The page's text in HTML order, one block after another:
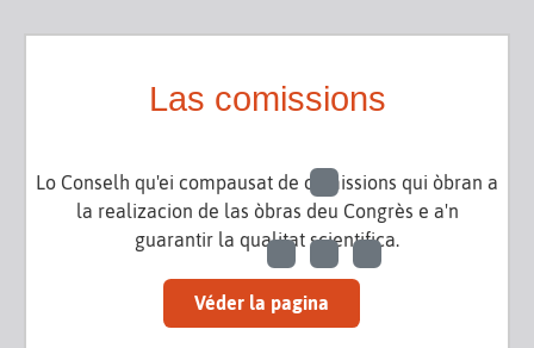
Las comissions
Lo Conselh qu'ei compausat de comissions qui òbran a
la realizacion de las òbras deu Congrès e a'n
guarantir la qualitat scientifica.
Véder la pagina